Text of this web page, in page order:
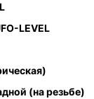
LEVEL
(на резьбе)